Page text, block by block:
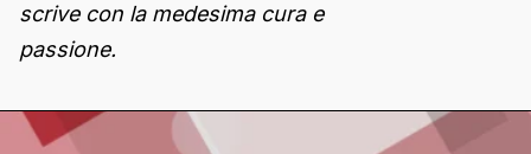
scrive con la medesima cura e
passione.